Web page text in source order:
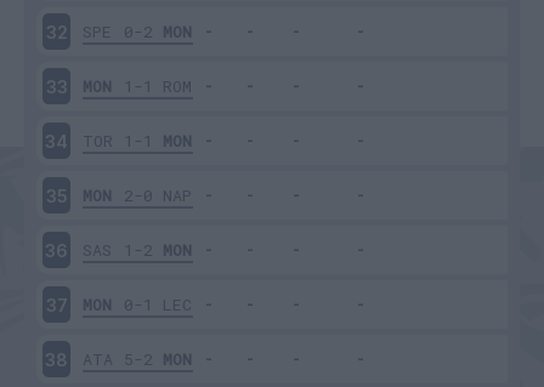
32 SPE 0-2 MON
33 MON 1-1 ROM
34 TOR 1-1 MON
35 MON 2-0 NAP
36 SAS 1-2 MON
37 MON 0-1 LEC
38 ATA 5-2 MON